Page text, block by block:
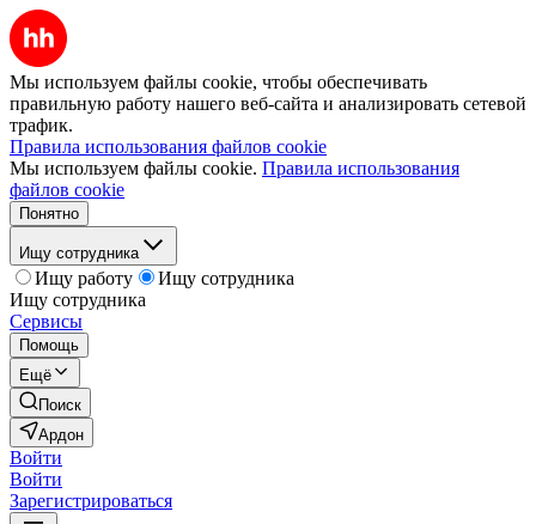
Мы используем файлы cookie, чтобы обеспечивать
правильную работу нашего веб-сайта и анализировать сетевой
трафик.
Правила использования файлов cookie
Мы используем файлы cookie. Правила использования
файлов cookie
Понятно
Ищу сотрудника
Ищу работу
Ищу сотрудника
Ищу сотрудника
Сервисы
Помощь
Ещё
Поиск
Ардон
Войти
Войти
Зарегистрироваться